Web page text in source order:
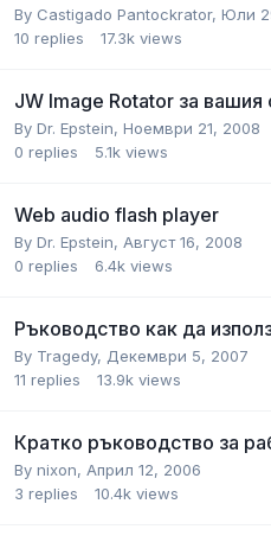
By Castigado Pantockrator, Юли
10 replies 17.3k views
JW Image Rotator за вашия
By Dr. Epstein, Ноември 21, 2008
0 replies 5.1k views
Web аudio flash рlayer
By Dr. Epstein, Август 16, 2008
0 replies 6.4k views
Ръководство как да
By Tragedy, Декември 5, 2007
11 replies 13.9k views
Кратко ръководство за
By nixon, Април 12, 2006
3 replies 10.4k views